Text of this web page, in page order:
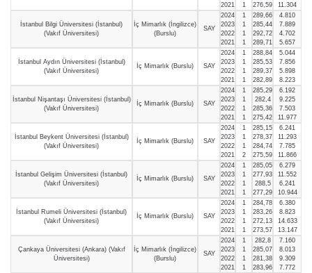
2021
1
276,59
11.304
İstanbul Bilgi Üniversitesi (İstanbul)
(Vakıf Üniversitesi)
İç Mimarlık (İngilizce)
(Burslu)
SAY
2024
2023
2022
2021
1
1
1
1
289,66
285,44
292,72
289,71
4.810
7.889
4.702
5.657
İstanbul Aydın Üniversitesi (İstanbul)
(Vakıf Üniversitesi)
İç Mimarlık (Burslu) SAY
2024
2023
2022
2021
1
1
1
1
288,84
285,53
289,37
282,89
5.044
7.856
5.898
8.223
İstanbul Nişantaşı Üniversitesi (İstanbul)
(Vakıf Üniversitesi)
İç Mimarlık (Burslu) SAY
2024
2023
2022
2021
1
1
1
1
285,29
282,4
285,36
275,42
6.192
9.225
7.503
11.977
İstanbul Beykent Üniversitesi (İstanbul)
(Vakıf Üniversitesi)
İç Mimarlık (Burslu) SAY
2024
2023
2022
2021
1
1
1
2
285,15
278,37
284,74
275,59
6.241
11.293
7.785
11.866
İstanbul Gelişim Üniversitesi (İstanbul)
(Vakıf Üniversitesi)
İç Mimarlık (Burslu) SAY
2024
2023
2022
2021
1
1
1
1
285,05
277,93
288,5
277,29
6.279
11.552
6.241
10.944
İstanbul Rumeli Üniversitesi (İstanbul)
(Vakıf Üniversitesi)
İç Mimarlık (Burslu) SAY
2024
2023
2022
2021
1
1
1
1
284,78
283,26
272,13
273,57
6.380
8.823
14.633
13.147
Çankaya Üniversitesi (Ankara) (Vakıf
Üniversitesi)
İç Mimarlık (İngilizce)
(Burslu)
SAY
2024
2023
2022
2021
1
1
1
1
282,8
285,07
281,38
283,96
7.160
8.013
9.309
7.772